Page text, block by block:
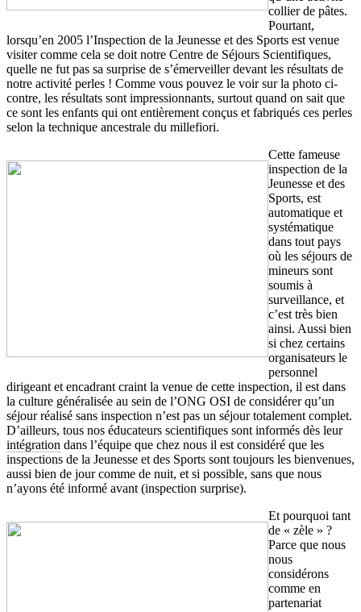
collier de pâtes.
Pourtant,
lorsqu’en 2005 l’Inspection de la Jeunesse et des Sports est venue
visiter comme cela se doit notre Centre de Séjours Scientifiques,
quelle ne fut pas sa surprise de s’émerveiller devant les résultats de
notre activité perles ! Comme vous pouvez le voir sur la photo ci-
contre, les résultats sont impressionnants, surtout quand on sait que
ce sont les enfants qui ont entièrement conçus et fabriqués ces perles
selon la technique ancestrale du millefiori.
Cette fameuse
inspection de la
Jeunesse et des
Sports, est
automatique et
systématique
dans tout pays
où les séjours de
mineurs sont
soumis à
surveillance, et
c’est très bien
ainsi. Aussi bien
si chez certains
organisateurs le
personnel
dirigeant et encadrant craint la venue de cette inspection, il est dans
la culture généralisée au sein de l’ONG OSI de considérer qu’un
séjour réalisé sans inspection n’est pas un séjour totalement complet.
D’ailleurs, tous nos éducateurs scientifiques sont informés dès leur
intégration dans l’équipe que chez nous il est considéré que les
inspections de la Jeunesse et des Sports sont toujours les bienvenues,
aussi bien de jour comme de nuit, et si possible, sans que nous
n’ayons été informé avant (inspection surprise).
Et pourquoi tant
de « zèle » ?
Parce que nous
nous
considérons
comme en
partenariat